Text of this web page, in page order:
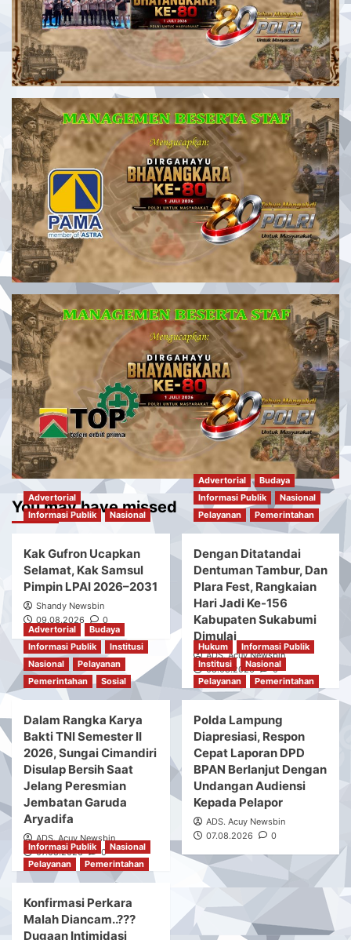
You may have missed
Advertorial
Informasi Publik
Nasional
Kak Gufron Ucapkan
Selamat, Kak Samsul
Pimpin LPAI 2026–2031
Shandy Newsbin
09.08.2026
0
Advertorial
Budaya
Informasi Publik
Nasional
Pelayanan
Pemerintahan
Dengan Ditatandai
Dentuman Tambur, Dan
Plara Fest, Rangkaian
Hari Jadi Ke-156
Kabupaten Sukabumi
Dimulai
ADS. Acuy Newsbin
08.08.2026
0
Advertorial
Budaya
Informasi Publik
Institusi
Nasional
Pelayanan
Pemerintahan
Sosial
Dalam Rangka Karya
Bakti TNI Semester II
2026, Sungai Cimandiri
Disulap Bersih Saat
Jelang Peresmian
Jembatan Garuda
Aryadifa
ADS. Acuy Newsbin
07.08.2026
0
Hukum
Informasi Publik
Institusi
Nasional
Pelayanan
Pemerintahan
Polda Lampung
Diapresiasi, Respon
Cepat Laporan DPD
BPAN Berlanjut Dengan
Undangan Audiensi
Kepada Pelapor
ADS. Acuy Newsbin
07.08.2026
0
Informasi Publik
Nasional
Pelayanan
Pemerintahan
Konfirmasi Perkara
Malah Diancam..???
Dugaan Intimidasi